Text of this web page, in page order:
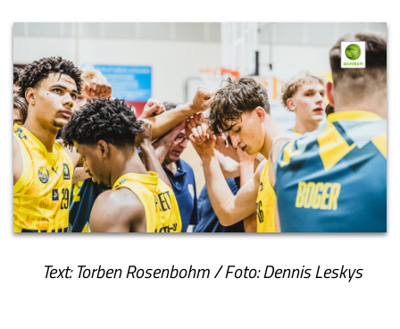
Text: Torben Rosenbohm / Foto: Dennis Leskys